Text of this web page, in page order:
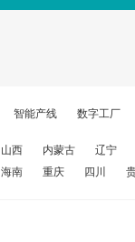
智能产线 数字工厂
山西 内蒙古
辽宁
海南 重庆 四川